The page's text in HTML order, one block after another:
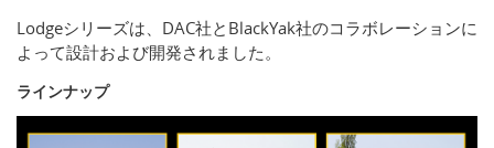
Lodgeシリーズは、DAC社とBlackYak社のコラボレーションに
よって設計および開発されました。
ラインナップ